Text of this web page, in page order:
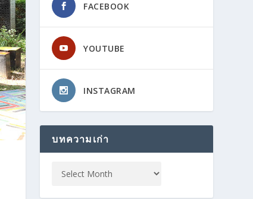
FACEBOOK
YOUTUBE
INSTAGRAM
บทความเก่า